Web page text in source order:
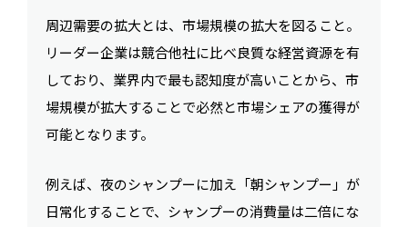
周辺需要の拡大とは、市場規模の拡大を図ること。
リーダー企業は競合他社に比べ良質な経営資源を有
しており、業界内で最も認知度が高いことから、市
場規模が拡大することで必然と市場シェアの獲得が
可能となります。
例えば、夜のシャンプーに加え「朝シャンプー」が
日常化することで、シャンプーの消費量は二倍にな